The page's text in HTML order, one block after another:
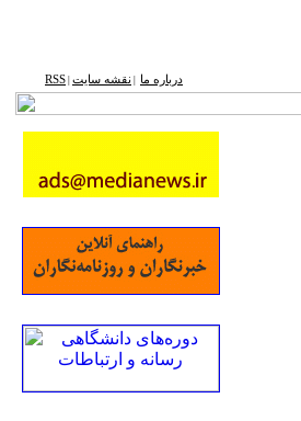
درباره ما نقشه ‌سایت RSS